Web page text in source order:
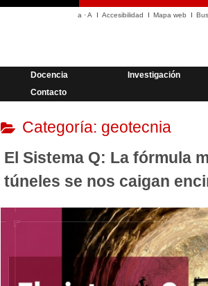
a ·A Accesibilidad Mapa web
Docencia Investigación
Contacto
Categoría: geotecnia
El Sistema Q: La fórmula
túneles se nos caigan